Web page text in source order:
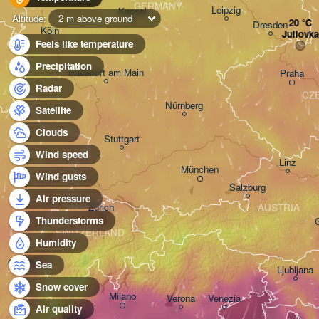
Altitude:
2 m above ground
Feels like temperature
Precipitation
Radar
Satellite
Clouds
Wind speed
Wind gusts
Air pressure
Thunderstorms
Humidity
Sea
Snow cover
Air quality
Köln
Frankfurt am Main
Nürnberg
KasselGERMANY
Milano
Torino
Stuttgart
Genève
Verona
Zürich
SWITZERLAND
Praha
Leipzig
Dresden
München
Linz
Venezia
Ljubljana
Salzburg
AUSTRIA
Juliovka